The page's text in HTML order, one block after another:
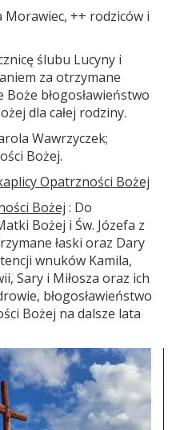
Morawiec, ++ rodziców i
ślubu Lucyny i
za otrzymane
Boże błogosławieństwo
dla całej rodziny.
Wawrzyczek;
Bożej.
Opatrzności Bożej
Bożej : Do
Bożej i Św. Józefa z
łaski oraz Dary
wnuków Kamila,
Sary i Miłosza oraz ich
błogosławieństwo
Bożej na dalsze lata